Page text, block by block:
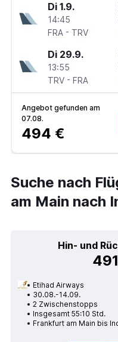
Di 1.9.
14:45
FRA - TRV
Di 29.9.
13:55
TRV - FRA
Angebot gefunden am
07.08.
494 €
Suche nach
am Main nach
Hin- und
Etihad Airways
30.08.-14.09.
2 Zwischenstopps
Insgesamt 55:10 Std.
Frankfurt am Main bis